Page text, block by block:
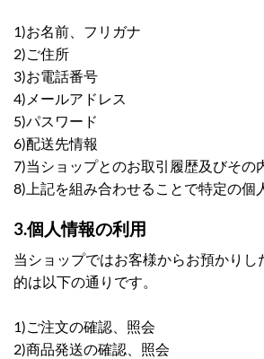
1)お名前、フリガナ
2)ご住所
3)お電話番号
4)メールアドレス
5)パスワード
6)配送先情報
7)当ショップとのお取引履歴及びその
8)上記を組み合わせることで特定の個
3.個人情報の利用
当ショップではお客様からお預かりし
的は以下の通りです。
1)ご注文の確認、照会
2)商品発送の確認、照会